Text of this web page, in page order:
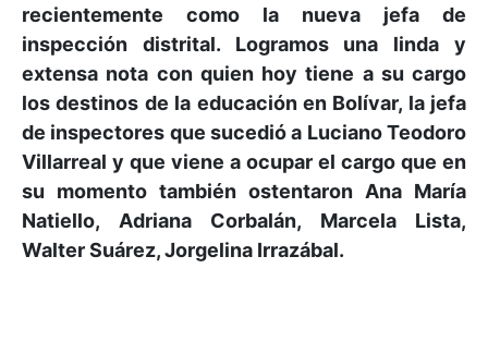
recientemente como la nueva jefa de
inspección distrital. Logramos una linda y
extensa nota con quien hoy tiene a su cargo
los destinos de la educación en Bolívar, la jefa
de inspectores que sucedió a Luciano Teodoro
Villarreal y que viene a ocupar el cargo que en
su momento también ostentaron Ana María
Natiello, Adriana Corbalán, Marcela Lista,
Walter Suárez, Jorgelina Irrazábal.